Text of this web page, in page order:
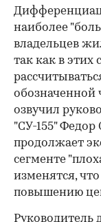
наиболее
владельцев
так как в этих
обозначенной
озвучил
"СУ-155" Федор
продолжает
сегменте
изменятся,
повышению
Руководитель